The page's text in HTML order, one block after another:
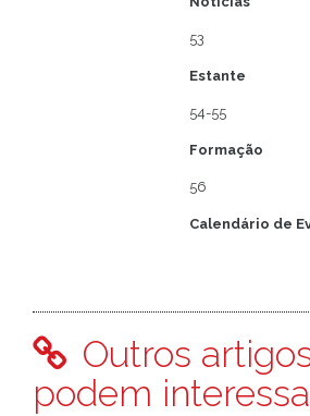
53
Estante
54-55
Formação
56
Calendário de
Outros
podem